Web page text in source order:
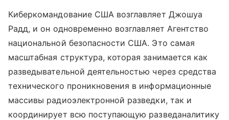
Киберкомандование США возглавляет Джошуа
Радд, и он одновременно возглавляет Агентство
национальной безопасности США. Это самая
масштабная структура, которая занимается как
разведывательной деятельностью через средства
технического проникновения в информационные
массивы радиоэлектронной разведки, так и
координирует всю поступающую разведаналитику